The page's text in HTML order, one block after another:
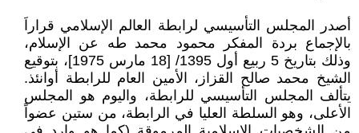
أصدر المجلس التأسيسي لرابطة العالم الإسلامي قراراَ
بالإجماع بردة المفكر محمود محمد طه عن الإسلام،
وذلك بتاريخ 5 ربيع أول 1395/ [18 مارس 1975]، بتوقيع
الشيخ محمد صالح القزاز، الأمين العام للرابطة أوانئذ.
يتألف المجلس التأسيسي للرابطة، واليوم هو المجلس
الأعلى، وهو السلطة العليا في الرابطة، من ستين عضواً